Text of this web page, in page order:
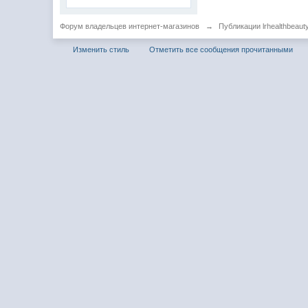
Форум владельцев интернет-магазинов → Публикации
Изменить стиль Отметить все сообщения прочитанными